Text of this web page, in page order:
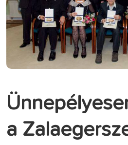
a